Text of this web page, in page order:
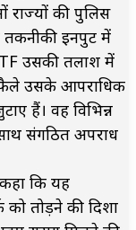
राज्यों की पुलिस
तकनीकी इनपुट में
उसकी तलाश में
फैले उसके आपराधिक
हैं। वह विभिन्न
संगठित अपराध
कि यह
को तोड़ने की दिशा